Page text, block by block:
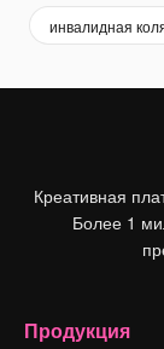
инвалидная
Креативная
Более 1
Продукция